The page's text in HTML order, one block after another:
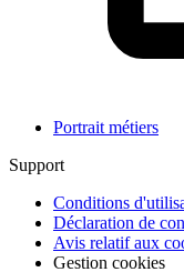
Portrait métiers
Support
Conditions
Déclaration de
Avis relatif aux
Gestion cookies